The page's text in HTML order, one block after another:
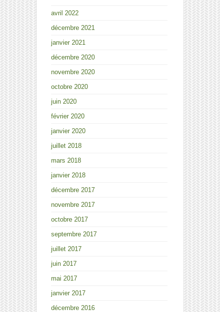
avril 2022
décembre 2021
janvier 2021
décembre 2020
novembre 2020
octobre 2020
juin 2020
février 2020
janvier 2020
juillet 2018
mars 2018
janvier 2018
décembre 2017
novembre 2017
octobre 2017
septembre 2017
juillet 2017
juin 2017
mai 2017
janvier 2017
décembre 2016